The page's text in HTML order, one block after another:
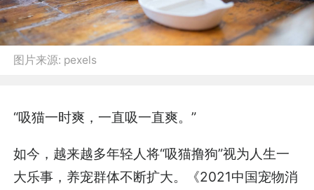
图片来源: pexels
“吸猫一时爽，一直吸一直爽。”
如今，越来越多年轻人将“吸猫撸狗”视为人生一
大乐事，养宠群体不断扩大。《2021中国宠物消